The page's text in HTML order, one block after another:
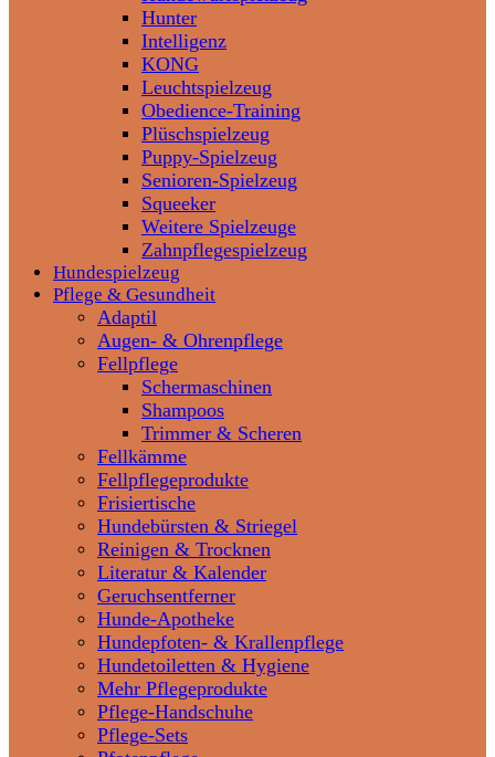
Hunter
Intelligenz
KONG
Leuchtspielzeug
Obedience-Training
Plüschspielzeug
Puppy-Spielzeug
Senioren-Spielzeug
Squeeker
Weitere Spielzeuge
Zahnpflegespielzeug
Hundespielzeug
Pflege & Gesundheit
Adaptil
Augen- & Ohrenpflege
Fellpflege
Schermaschinen
Shampoos
Trimmer & Scheren
Fellkämme
Fellpflegeprodukte
Frisiertische
Hundebürsten & Striegel
Reinigen & Trocknen
Literatur & Kalender
Geruchsentferner
Hunde-Apotheke
Hundepfoten- & Krallenpflege
Hundetoiletten & Hygiene
Mehr Pflegeprodukte
Pflege-Handschuhe
Pflege-Sets